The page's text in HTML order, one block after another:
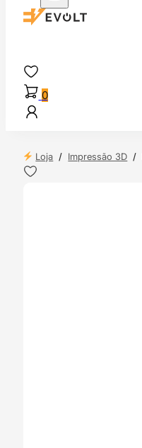
0
Loja / Impressão 3D /